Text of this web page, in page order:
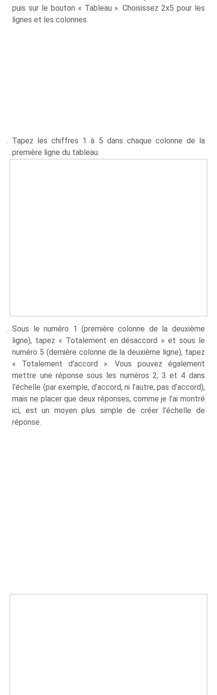
puis sur le bouton « Tableau ». Choisissez 2x5 pour les
lignes et les colonnes.
Tapez les chiffres 1 à 5 dans chaque colonne de la
première ligne du tableau.
Sous le numéro 1 (première colonne de la deuxième
ligne), tapez « Totalement en désaccord » et sous le
numéro 5 (dernière colonne de la deuxième ligne), tapez
« Totalement d'accord ». Vous pouvez également
mettre une réponse sous les numéros 2, 3 et 4 dans
l’échelle (par exemple, d’accord, ni l’autre, pas d’accord),
mais ne placer que deux réponses, comme je l’ai montré
ici, est un moyen plus simple de créer l’échelle de
réponse.